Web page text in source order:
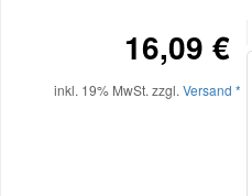
16,09 €
inkl. 19% MwSt. zzgl. Versand *
Jeep Ersatzteile